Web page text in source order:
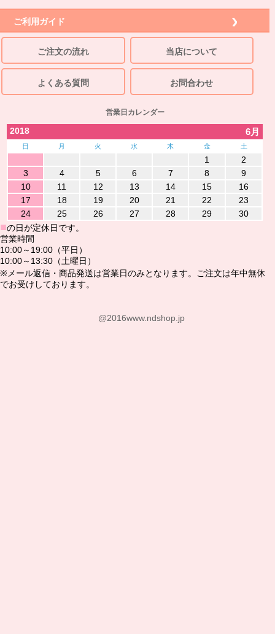
ご利用ガイド
ご注文の流れ 当店について
よくある質問 お問合わせ
営業日カレンダー
2018 6月
日 月 火 水 木 金 土
1
2
3
4 5 6 7 8
9
10
11 12 13 14 15
16
17
18 19 20 21 22
23
24
25 26 27 28 29 30
■の日が定休日です。
営業時間
10:00～19:00（平日）
10:00～13:30（土曜日）
※メール返信・商品発送は営業日のみとなります。ご注文は年中無休
でお受けしております。
@2016www.ndshop.jp